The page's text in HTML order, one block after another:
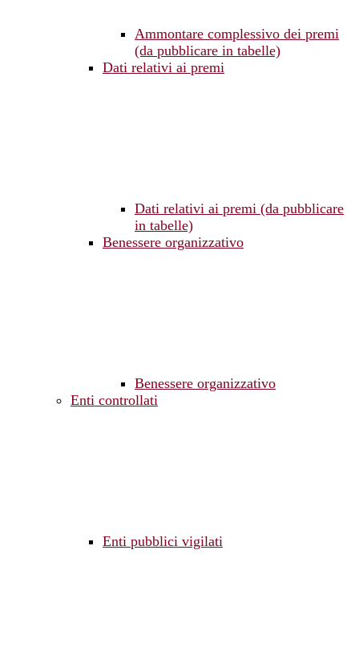
Ammontare complessivo dei premi
(da pubblicare in tabelle)
Dati relativi ai premi
Dati relativi ai premi (da pubblicare
in tabelle)
Benessere organizzativo
Benessere organizzativo
Enti controllati
Enti pubblici vigilati